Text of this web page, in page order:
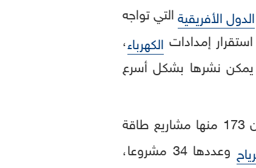
الدول الأفريقيةالتي تواجه
إمدادات الكهرباء،
نشرها بشكل أسرع
ومن بين 322 مشروعا للطاقة تم الإعلان عنها في جميع أنحاء إفريقيا عام 2025، كان 173 منها مشاريع طاقة
وعددها 34 مشروعا،